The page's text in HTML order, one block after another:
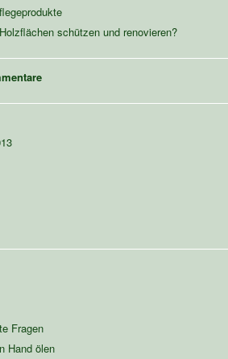
schützen und renovieren?
Fragen
Hand ölen